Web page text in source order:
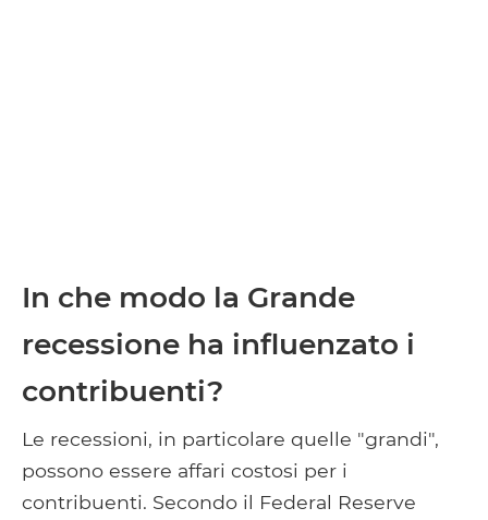
In che modo la Grande
recessione ha influenzato i
contribuenti?
Le recessioni, in particolare quelle "grandi",
possono essere affari costosi per i
contribuenti. Secondo il Federal Reserve